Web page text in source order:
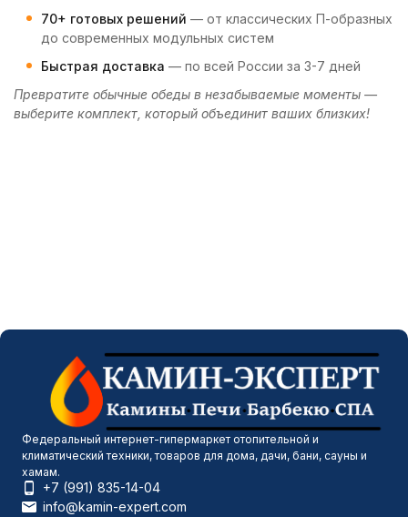
70+ готовых решений — от классических П-образных
до современных модульных систем
Быстрая доставка — по всей России за 3-7 дней
Превратите обычные обеды в незабываемые моменты —
выберите комплект, который объединит ваших близких!
Федеральный интернет-гипермаркет отопительной и
климатический техники, товаров для дома, дачи, бани, сауны и
хамам.
+7 (991) 835-14-04
info@kamin-expert.com